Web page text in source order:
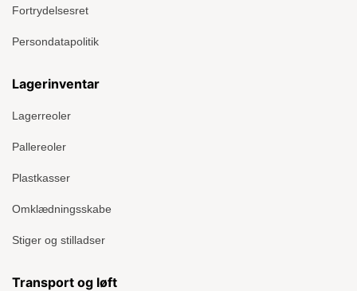
Fortrydelsesret
Persondatapolitik
Lagerinventar
Lagerreoler
Pallereoler
Plastkasser
Omklædningsskabe
Stiger og stilladser
Transport og løft